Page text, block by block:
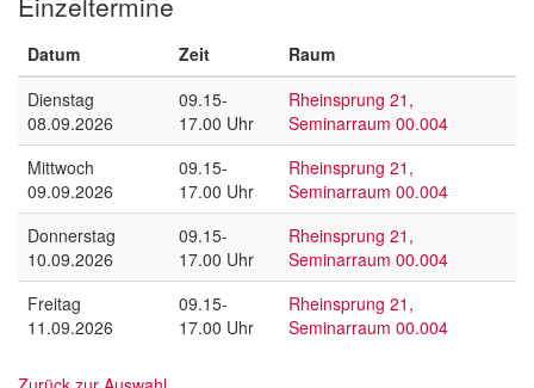
Datum Zeit
Raum
Dienstag
08.09.2026
09.15-
17.00 Uhr
Rheinsprung 21,
Seminarraum 00.004
Mittwoch
09.09.2026
09.15-
17.00 Uhr
Rheinsprung 21,
Seminarraum 00.004
Donnerstag
10.09.2026
09.15-
17.00 Uhr
Rheinsprung 21,
Seminarraum 00.004
Freitag
11.09.2026
09.15-
17.00 Uhr
Rheinsprung 21,
Seminarraum 00.004